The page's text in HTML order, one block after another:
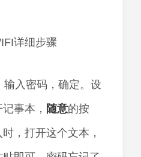
入密码，确定。设
事本， 随意的按
，打开这个文本，